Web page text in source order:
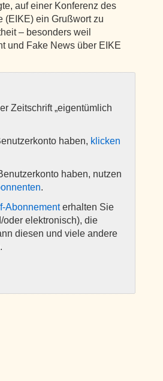
auf einer Konferenz des
(EIKE) ein Grußwort zu
– besonders weil
und Fake News über EIKE
Zeitschrift „eigentümlich
haben, klicken
haben, nutzen
.
Abonnementerhalten Sie
oder elektronisch), die
diesen und viele andere